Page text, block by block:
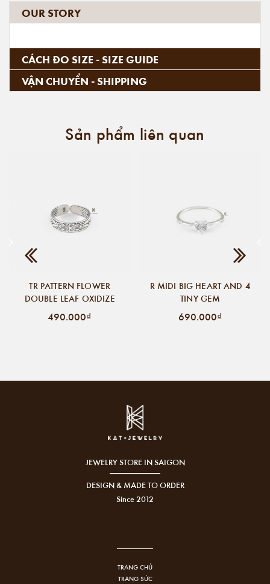
OUR STORY
CÁCH ĐO SIZE - SIZE GUIDE
VẬN CHUYỂN - SHIPPING
Sản phẩm liên quan
TR PATTERN FLOWER
DOUBLE LEAF OXIDIZE
490.000₫
R MIDI BIG HEART AND 4
TINY GEM
690.000₫
JEWELRY STORE IN SAIGON
DESIGN & MADE TO ORDER
Since 2012
TRANG CHỦ
TRANG SỨC